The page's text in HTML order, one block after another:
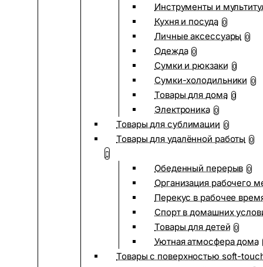
Инструменты и
Кухня и посуда 0
Личные аксессуары 0
Одежда 0
Сумки и рюкзаки 0
Сумки-холодильники 0
Товары для дома 0
Электроника 0
Товары для сублимации 0
Товары для удалённой работы 0
Обеденный перерыв 0
Организация рабочего
Перекус в рабочее
Спорт в домашних
Товары для детей 0
Уютная атмосфера дома
Товары с поверхностью soft-